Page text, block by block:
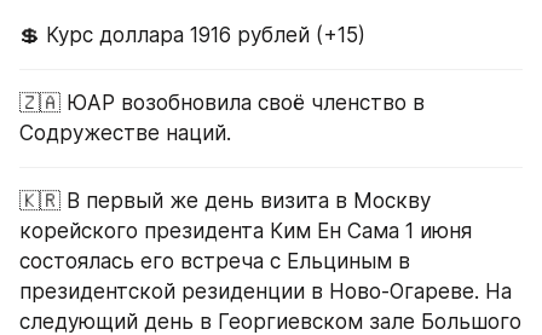
💲 Курс доллара 1916 рублей (+15)
🇿🇦 ЮАР возобновила своё членство в
Содружестве наций.
🇰🇷 В первый же день визита в Москву
корейского президента Ким Ен Сама 1 июня
состоялась его встреча с Ельциным в
президентской резиденции в Ново-Огареве. На
следующий день в Георгиевском зале Большого